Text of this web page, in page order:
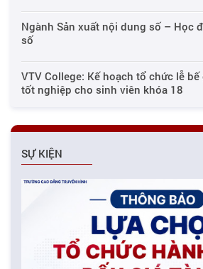
Ngành Sản xuất nội dung số – Học
số
VTV College: Kế hoạch tổ chức lễ
tốt nghiệp cho sinh viên khóa 18
SỰ KIỆN